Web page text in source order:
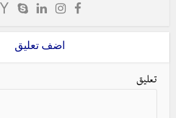
اضف تعليق
تعليق